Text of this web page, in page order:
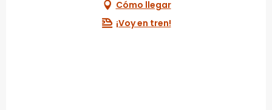
Cómo llegar
¡Voy en tren!